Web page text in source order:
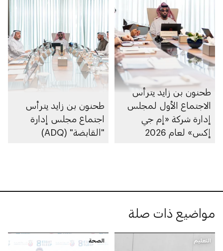
طحنون بن زايد يترأس
الاجتماع الأول لمجلس
إدارة شركة «إم جي
إكس» لعام 2026
طحنون بن زايد يترأس
اجتماع مجلس إدارة
"القابضة" (ADQ)
مواضيع ذات صلة
التعليم الصحة